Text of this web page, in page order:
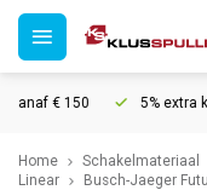
€ 150 5% extra
Home Schakelmateriaal
Linear
Busch-Jaeger